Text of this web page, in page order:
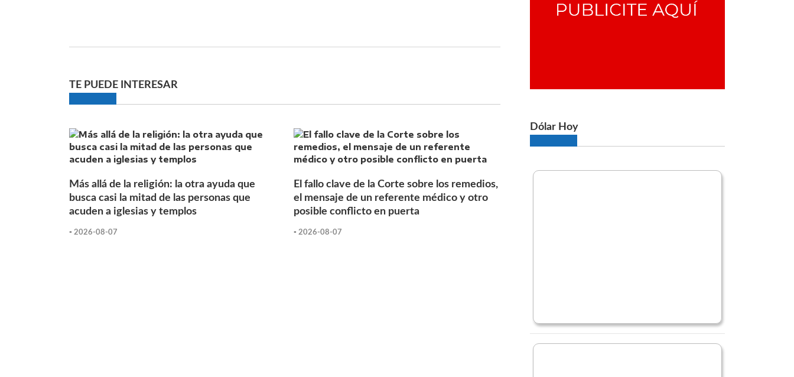
TE PUEDE INTERESAR
Más allá de la religión: la otra ayuda que
busca casi la mitad de las personas que
acuden a iglesias y templos
- 2026-08-07
El fallo clave de la Corte sobre los remedios,
el mensaje de un referente médico y otro
posible conflicto en puerta
- 2026-08-07
Dólar Hoy